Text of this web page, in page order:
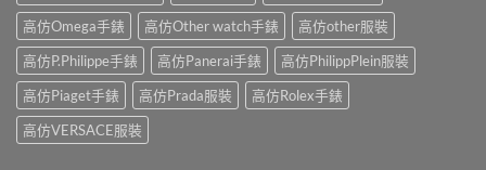
高仿Omega手錶
高仿Other watch手錶
高仿other服裝
高仿P.Philippe手錶
高仿Panerai手錶
高仿PhilippPlein服裝
高仿Piaget手錶
高仿Prada服裝
高仿Rolex手錶
高仿VERSACE服裝